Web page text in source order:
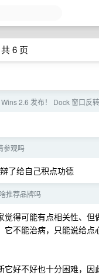
6 页
2.6 发布！ Dock 窗口反
参观吗
了给自己积点功德
推荐品牌吗
得可能有点相关性、
不能治病，只能说给
好不好也十分困难，